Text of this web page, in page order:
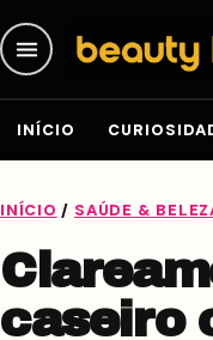
INÍCIO
INÍCIO / SAÚDE &
caseiro